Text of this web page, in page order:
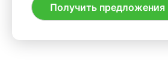
Получить предложения